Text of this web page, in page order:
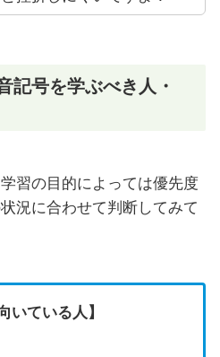
記号を学ぶべき人・
習の目的によっては優先度
況に合わせて判断してみて
いている人】